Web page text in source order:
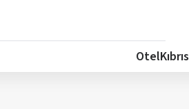
OtelKıbrıs